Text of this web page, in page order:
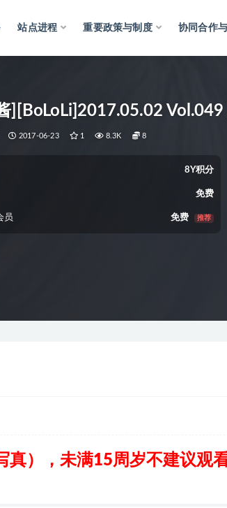
站点进程 重要政策与制度 协同合作
][BoLoLi]2017.05.02
2017-06-23 1 8.3K 8
8Y积分
免费
员 免费 推荐
） ， 未满15周岁不建议观